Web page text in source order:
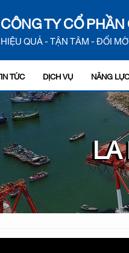
CÔNG TY CỔ
HIỆU QUẢ - TẬN TÂM - ĐỔI
TỨC DỊCH VỤ NĂNG LỰC